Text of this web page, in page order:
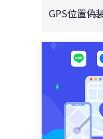
【2023最新
位置情報を
ームを遊ば
お勧めの
偽装アプリ
ドラクエウ
方法
iPhoneの「
置情報を変
iPhoneだけ
【パソコン
iPhone/
Androidの
Androidの
Life360の位
ゼンリーの
リ|Naunau
withで身バ
を変更する
身バレたく
する方法
iAnyGoは使
【質問・解
【安全・簡
方と評判・
iPhone位
for iOS App
装アプリの
GPS位置偽
を楽しもう
【iOS15】
ない場合の